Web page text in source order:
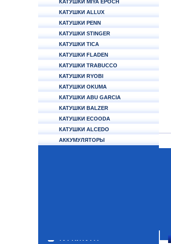
КАТУШКИ MIYA EPOCH
КАТУШКИ ALLUX
КАТУШКИ PENN
КАТУШКИ STINGER
КАТУШКИ TICA
КАТУШКИ FLADEN
КАТУШКИ TRABUCCO
КАТУШКИ RYOBI
КАТУШКИ OKUMA
КАТУШКИ ABU GARCIA
КАТУШКИ BALZER
КАТУШКИ ECOODA
КАТУШКИ ALCEDO
АККУМУЛЯТОРЫ